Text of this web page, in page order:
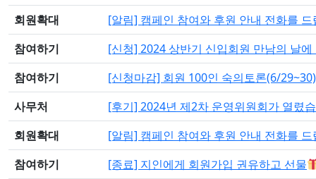
회원확대
[알림] 캠페인 참여와 후원 안내 전화를 드
참여하기
[신청] 2024 상반기 신입회원 만남의 날
참여하기
[신청마감] 회원 100인 숙의토론(6/29~30)
사무처
[후기] 2024년 제2차 운영위원회가 열렸
회원확대
[알림] 캠페인 참여와 후원 안내 전화를 드
참여하기
[종료] 지인에게 회원가입 권유하고 선물